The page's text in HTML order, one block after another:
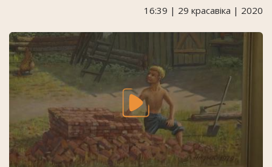
16:39 | 29 красавіка | 2020